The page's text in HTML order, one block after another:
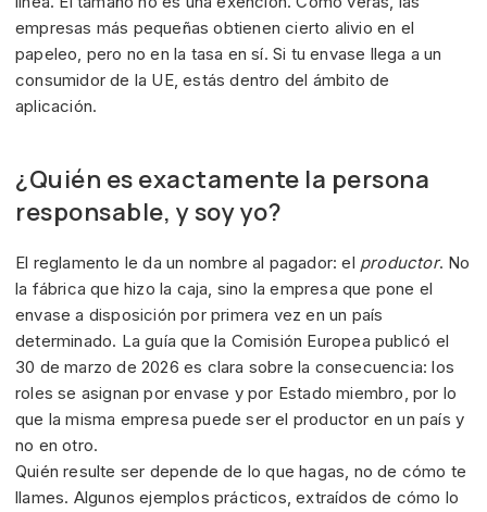
empresas más pequeñas obtienen cierto alivio en el
papeleo, pero no en la tasa en sí. Si tu envase llega a un
consumidor de la UE, estás dentro del ámbito de
aplicación.
¿Quién es exactamente la persona
responsable, y soy yo?
El reglamento le da un nombre al pagador: el productor. No
la fábrica que hizo la caja, sino la empresa que pone el
envase a disposición por primera vez en un país
determinado. La guía que la Comisión Europea publicó el
30 de marzo de 2026 es clara sobre la consecuencia: los
roles se asignan por envase y por Estado miembro, por lo
que la misma empresa puede ser el productor en un país y
no en otro.
Quién resulte ser depende de lo que hagas, no de cómo te
llames. Algunos ejemplos prácticos, extraídos de cómo lo